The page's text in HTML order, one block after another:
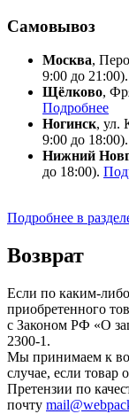
Самовывоз
Москва,
9:00 до 21:00).
Щёлково,
Подробнее
Ногинск, ул.
9:00 до 18:00).
Нижний
до 18:00).
Подробнее в
Возврат
Если по каким-
приобретенного
с Законом РФ «О
2300-1.
Мы принимаем к
случае, если товар
Претензии по
почту